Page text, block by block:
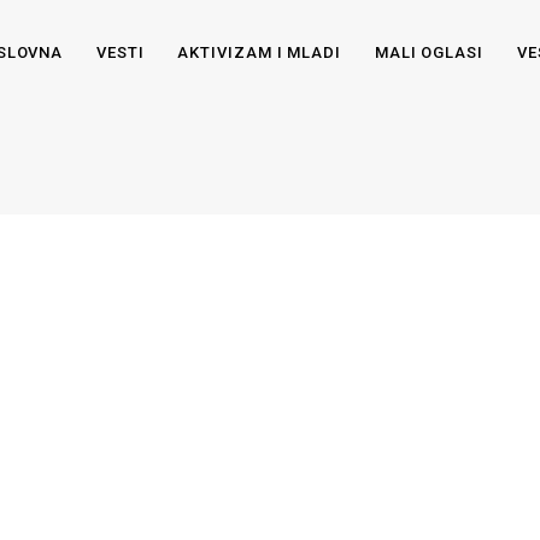
VESTI AKTIVIZAM I MLADI MALI OGLASI